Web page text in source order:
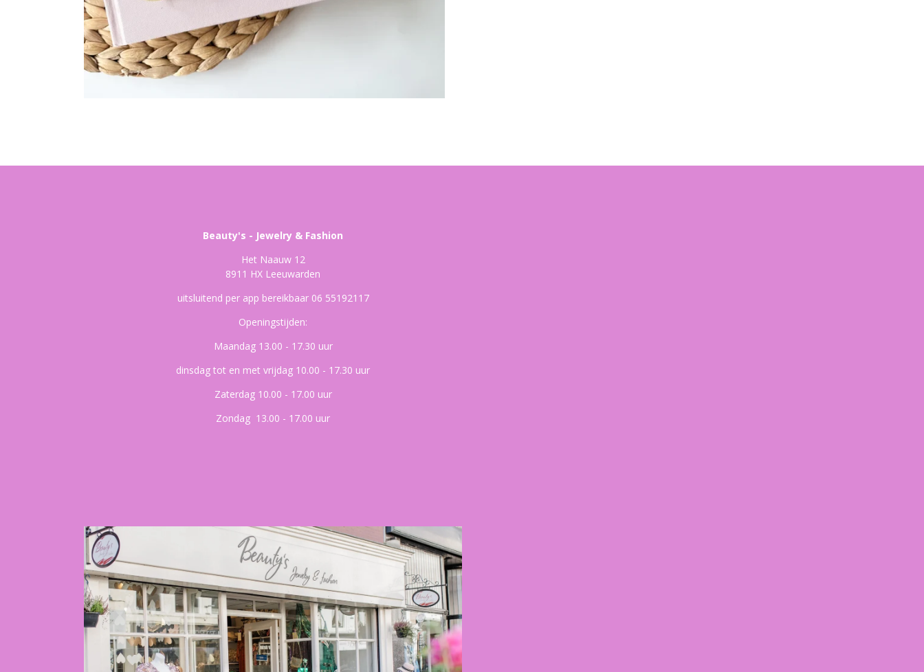
Beauty's - Jewelry & Fashion
Het Naauw 12
8911 HX Leeuwarden
uitsluitend per app bereikbaar 06 55192117
Openingstijden:
Maandag 13.00 - 17.30 uur
dinsdag tot en met vrijdag 10.00 - 17.30 uur
Zaterdag 10.00 - 17.00 uur
Zondag 13.00 - 17.00 uur